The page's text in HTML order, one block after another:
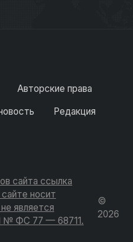
Авторские права
Редакция
сайта ссылка
носит
является
№ ФС 77 — 68711.
©
2026